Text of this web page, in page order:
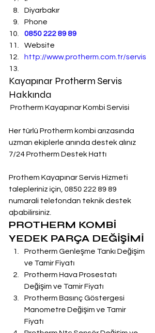
Diyarbakır
Phone
0850 222 89 89
Website
http://www.protherm.com.tr/servis
Kayapınar Protherm Servis
Hakkında
Protherm Kayapınar Kombi Servisi
Her türlü Protherm kombi arızasında
uzman ekiplerle anında destek alınız
7/24 Protherm Destek Hattı
Prothem Kayapınar Servis Hizmeti
talepleriniz için, 0850 222 89 89
numarali telefondan teknik destek
aþabilirsiniz.
PROTHERM KOMBİ
YEDEK PARÇA DEĞİŞİMİ
Protherm Genleşme Tankı Değişim
ve Tamir Fiyatı
Protherm Hava Prosestatı
Değişim ve Tamir Fiyatı
Protherm Basınç Göstergesi
Manometre Değişim ve Tamir
Fiyatı